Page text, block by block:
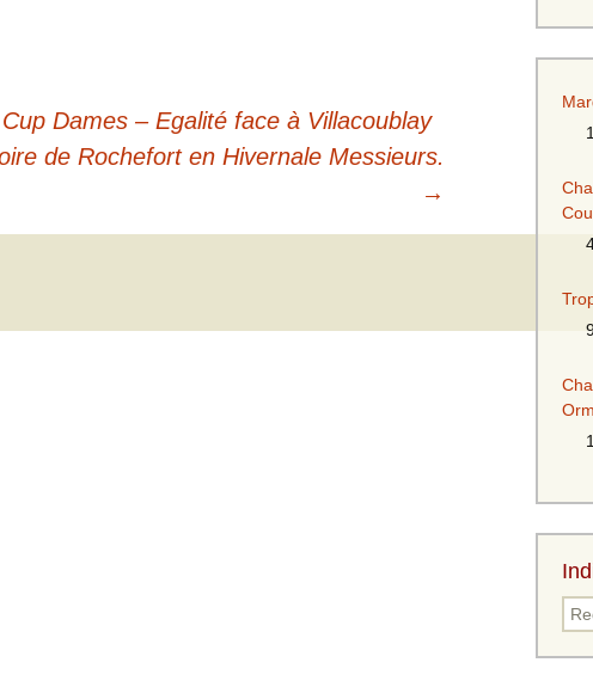
Equipe Mid-Amateurs
Equipe Senior Dames
Dames – Egalité face à Villacoublay
de Rochefort en Hivernale Messieurs.
→